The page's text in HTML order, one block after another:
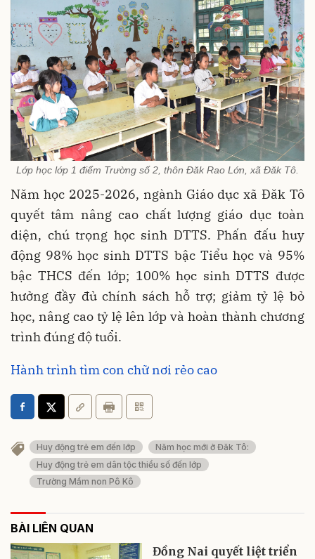
Lớp học lớp 1 điểm Trường số 2, thôn Đăk Rao Lớn, xã Đăk Tô.
Năm học 2025-2026, ngành Giáo dục xã Đăk Tô
quyết tâm nâng cao chất lượng giáo dục toàn
diện, chú trọng học sinh DTTS. Phấn đấu huy
động 98% học sinh DTTS bậc Tiểu học và 95%
bậc THCS đến lớp; 100% học sinh DTTS được
hưởng đầy đủ chính sách hỗ trợ; giảm tỷ lệ bỏ
học, nâng cao tỷ lệ lên lớp và hoàn thành chương
trình đúng độ tuổi.
Hành trình tìm con chữ nơi rẻo cao
Huy động trẻ em đến lớp
Năm học mới ở Đăk Tô:
Huy động trẻ em dân tộc thiểu số đến lớp
Trường Mầm non Pô Kô
BÀI LIÊN QUAN
Đồng Nai quyết liệt triển